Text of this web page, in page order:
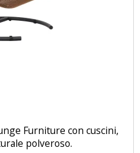
Furniture con cuscini,
polveroso.